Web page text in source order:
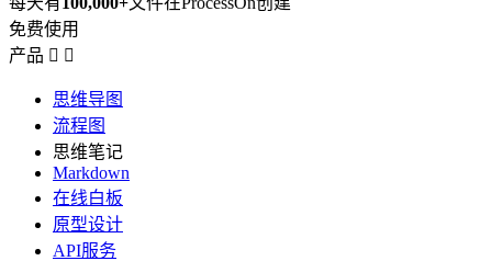
免费使用
产品  
思维导图
流程图
思维笔记
Markdown
在线白板
原型设计
API服务